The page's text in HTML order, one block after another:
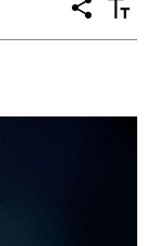
공
유
텍
스